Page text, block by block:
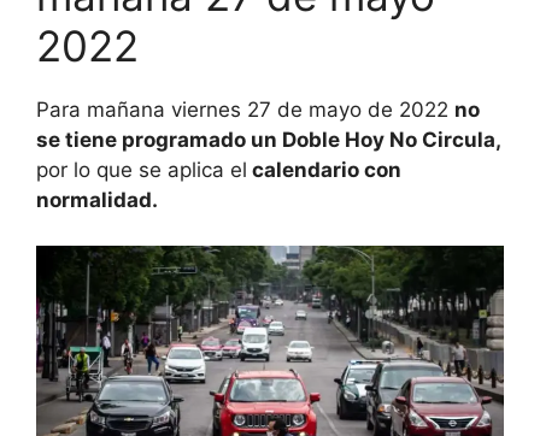
2022
Para mañana viernes 27 de mayo de 2022 no
se tiene programado un Doble Hoy No Circula,
por lo que se aplica el calendario con
normalidad.